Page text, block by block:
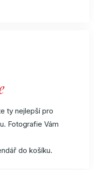
ty nejlepší pro
Fotografie Vám
do košíku.